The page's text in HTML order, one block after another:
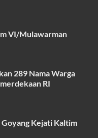
VI/Mulawarman
289 Nama Warga
RI
Kejati Kaltim